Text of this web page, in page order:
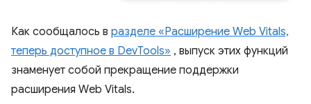
Как сообщалось в разделе «Расширение Web Vitals,
теперь доступное в DevTools» , выпуск этих функций
знаменует собой прекращение поддержки
расширения Web Vitals.